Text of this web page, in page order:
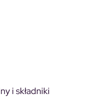
i składniki